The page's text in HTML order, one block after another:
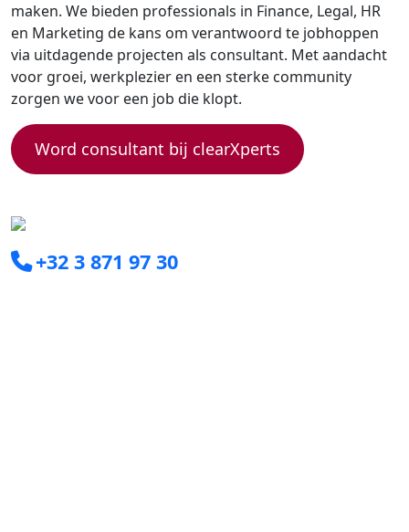
maken. We bieden professionals in Finance, Legal, HR
en Marketing de kans om verantwoord te jobhoppen
via uitdagende projecten als consultant. Met aandacht
voor groei, werkplezier en een sterke community
zorgen we voor een job die klopt.
Word consultant bij clearXperts
+32 3 871 97 30